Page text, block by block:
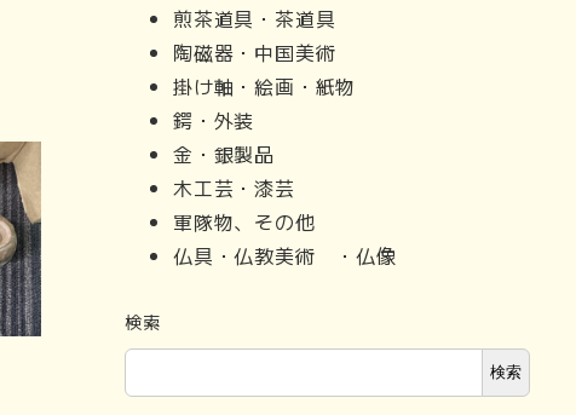
煎茶道具・茶道具
陶磁器・中国美術
掛け軸・絵画・紙物
鍔・外装
金・銀製品
木工芸・漆芸
軍隊物、その他
仏具・仏教美術 ・仏像
検索
検索